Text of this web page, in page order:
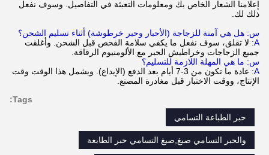
إعلامنا الشعار الخاص بك ومعلومات التعبئة في التفاصيل. وسوف نفعل
ذلك لك.
س: هل هي آمنة للزجاجة (الأحبار وحبر خرطوشة) أثناء تسليم الشحن؟
A: لا تقلق، سوف نفعل ما يكفي سلامة الفحص قبل الشحن. وأغلقت
جميع الزجاجات وخراطيش الحبر مع الألومنيوم الرقاقة.
س: ما هي المهلة اللازمة للتسليم؟
A:
عادة ما تكون من 3-7 أيام بعد الدفع (الإيداع). ويشمل هذا الوقت وقت
الإنتاج، ووقت الاختبار قبل مغادرة المصنع.
Tags:
حبر الطباعة التسامي
والحبر التسامي صبغ,صبغ التسامي حبر الطابعة